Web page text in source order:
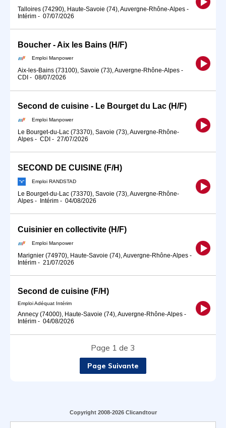
Talloires (74290), Haute-Savoie (74), Auvergne-Rhône-Alpes -
Intérim - 07/07/2026
Boucher - Aix les Bains (H/F)
Emploi Manpower
Aix-les-Bains (73100), Savoie (73), Auvergne-Rhône-Alpes -
CDI - 08/07/2026
Second de cuisine - Le Bourget du Lac (H/F)
Emploi Manpower
Le Bourget-du-Lac (73370), Savoie (73), Auvergne-Rhône-
Alpes - CDI - 27/07/2026
SECOND DE CUISINE (F/H)
Emploi RANDSTAD
Le Bourget-du-Lac (73370), Savoie (73), Auvergne-Rhône-
Alpes - Intérim - 04/08/2026
Cuisinier en collectivite (H/F)
Emploi Manpower
Marignier (74970), Haute-Savoie (74), Auvergne-Rhône-Alpes -
Intérim - 21/07/2026
Second de cuisine (F/H)
Emploi Adéquat Intérim
Annecy (74000), Haute-Savoie (74), Auvergne-Rhône-Alpes -
Intérim - 04/08/2026
Page 1 de 3
Page Suivante
Copyright 2008-2026 Clicandtour